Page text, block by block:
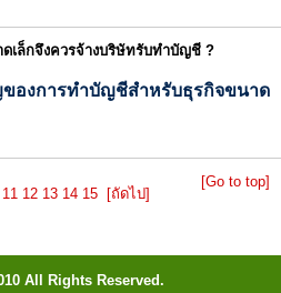
เล็กจึงควรจ้างบริษัทรับทำบัญชี ?
องการทำบัญชีสำหรับธุรกิจขนาด
11 12 13 14 15 [ถัดไป]
[Go to top]
All Rights Reserved.